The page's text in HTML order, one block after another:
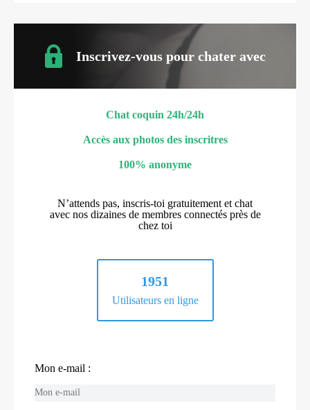
Inscrivez-vous pour chater avec
Chat coquin 24h/24h
Accès aux photos des inscritres
100% anonyme
N’attends pas, inscris-toi gratuitement et chat
avec nos dizaines de membres connectés près de
chez toi
1951
Utilisateurs en ligne
Mon e-mail :